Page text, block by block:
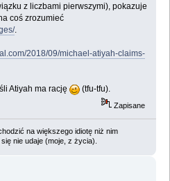
z liczbami pierwszymi), pokazuje
coś zrozumieć
.
2018/09/michael-atiyah-claims-
Atiyah ma rację (tfu-tfu).
Zapisane
na większego idiotę niż nim
nie udaje (moje, z życia).